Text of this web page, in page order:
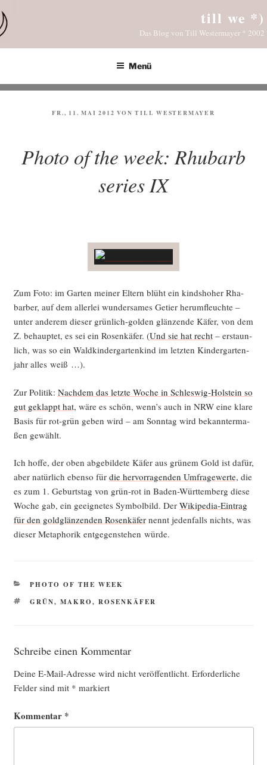
Inhalt
springen
till we *)
Das Blog von Till Westermayer * 2002
Menü
VERÖFFENTLICHT
FR., 11. MAI 2012 VONTILL WESTERMAYER
Photo of the week: Rhubarb
series IX
Zum Foto: im Gar­ten mei­ner Eltern blüht ein kinds­ho­her Rha­
bar­ber, auf dem aller­lei wun­der­sa­mes Getier her­um­fleuch­te –
unter ande­rem die­ser grün­lich-gol­den glän­zen­de Käfer, von dem
Z. behaup­tet, es sei ein Rosen­kä­fer. (Und sie hat recht– erstaun­
lich, was so ein Wald­kin­der­gar­ten­kind im letz­ten Kin­der­gar­ten­
jahr alles weiß …).
Zur Poli­tik: Nach­dem das letz­te Woche in Schles­wig-Hol­stein so
gut geklappt hat, wäre es schön, wenn’s auch in NRW eine kla­re
Basis für rot-grün geben wird – am Sonn­tag wird bekann­ter­ma­
ßen gewählt.
Ich hof­fe, der oben abge­bil­de­te Käfer aus grü­nem Gold ist dafür,
aber natür­lich eben­so für die her­vor­ra­gen­den Umfra­ge­wer­te, die
es zum 1. Geburts­tag von grün-rot in Baden-Würt­tem­berg die­se
Woche gab, ein geeig­ne­tes Sym­bol­bild. Der Wiki­pe­dia-Ein­trag
für den gold­glän­zen­den Rosen­kä­fernennt jeden­falls nichts, was
die­ser Meta­pho­rik ent­ge­gen­ste­hen würde.
KATEGORIEN
PHOTO OF THE WEEK
SCHLAGWÖRTER
GRÜN, MAKRO, ROSENKÄFER
Schreibe einen Kommentar
Deine E-Mail-Adresse wird nicht veröffentlicht. Erforderliche
Felder sind mit * markiert
Kommentar *